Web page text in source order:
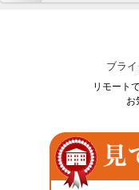
ブラ
リモート
お